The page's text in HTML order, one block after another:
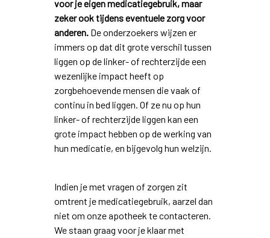
voor je eigen medicatiegebruik, maar
zeker ook tijdens eventuele zorg voor
anderen.De onderzoekers wijzen er
immers op dat dit grote verschil tussen
liggen op de linker- of rechterzijde een
wezenlijke impact heeft op
zorgbehoevende mensen die vaak of
continu in bed liggen. Of ze nu op hun
linker- of rechterzijde liggen kan een
grote impact hebben op de werking van
hun medicatie, en bijgevolg hun welzijn.
Indien je met vragen of zorgen zit
omtrent je medicatiegebruik, aarzel dan
niet om onze apotheek te contacteren.
We staan graag voor je klaar met